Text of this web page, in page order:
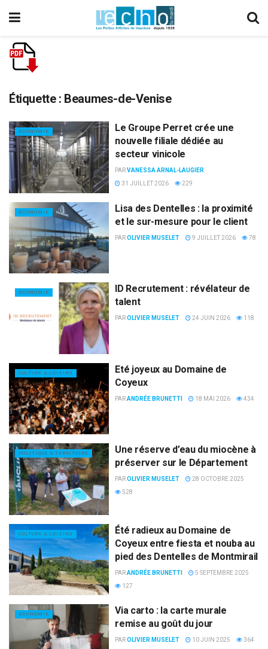
Étiquette : Beaumes-de-Venise
ECONOMIE
Le Groupe Perret crée une
nouvelle filiale dédiée au
secteur vinicole
PARVANESSA ARNAL-LAUGIER
31 JUILLET 2026
229
ECONOMIE
Lisa des Dentelles : la proximité
et le sur-mesure pour le client
PAROLIVIER MUSELET 9 JUILLET 2026 78
ECONOMIE
ID Recrutement : révélateur de
talent
PAROLIVIER MUSELET 24 JUIN 2026 118
CULTURE & LOISIRS
Eté joyeux au Domaine de
Coyeux
PARANDRÉE BRUNETTI 18 MAI 2026 434
POLITIQUE & TERRITOIRE
Une réserve d’eau du miocène à
préserver sur le Département
PAROLIVIER MUSELET
28 OCTOBRE 2025
528
CULTURE & LOISIRS
Été radieux au Domaine de
Coyeux entre fiesta et nouba au
pied des Dentelles de Montmirail
PARANDRÉE BRUNETTI
5 SEPTEMBRE 2025
127
ECONOMIE
Via carto : la carte murale
remise au goût du jour
PAROLIVIER MUSELET 10 JUIN 2025 364